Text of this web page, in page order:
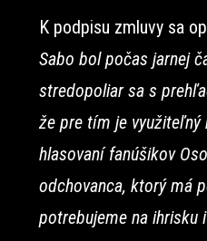
K podpisu zmluvy sa
Sabo bol počas jarnej
stredopoliar sa s
že pre tím je využiteľný
hlasovaní fanúšikov
odchovanca, ktorý má
potrebujeme na ihrisku